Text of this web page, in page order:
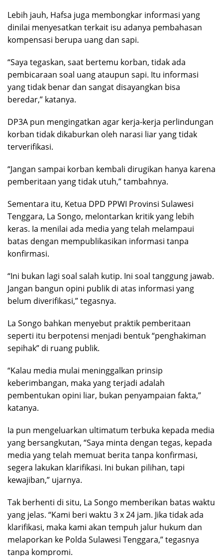
Lebih jauh, Hafsa juga membongkar informasi yang
dinilai menyesatkan terkait isu adanya pembahasan
kompensasi berupa uang dan sapi.
“Saya tegaskan, saat bertemu korban, tidak ada
pembicaraan soal uang ataupun sapi. Itu informasi
yang tidak benar dan sangat disayangkan bisa
beredar,” katanya.
DP3A pun mengingatkan agar kerja-kerja perlindungan
korban tidak dikaburkan oleh narasi liar yang tidak
terverifikasi.
“Jangan sampai korban kembali dirugikan hanya karena
pemberitaan yang tidak utuh,” tambahnya.
Sementara itu, Ketua DPD PPWI Provinsi Sulawesi
Tenggara, La Songo, melontarkan kritik yang lebih
keras. Ia menilai ada media yang telah melampaui
batas dengan mempublikasikan informasi tanpa
konfirmasi.
“Ini bukan lagi soal salah kutip. Ini soal tanggung jawab.
Jangan bangun opini publik di atas informasi yang
belum diverifikasi,” tegasnya.
La Songo bahkan menyebut praktik pemberitaan
seperti itu berpotensi menjadi bentuk “penghakiman
sepihak” di ruang publik.
“Kalau media mulai meninggalkan prinsip
keberimbangan, maka yang terjadi adalah
pembentukan opini liar, bukan penyampaian fakta,”
katanya.
Ia pun mengeluarkan ultimatum terbuka kepada media
yang bersangkutan, “Saya minta dengan tegas, kepada
media yang telah memuat berita tanpa konfirmasi,
segera lakukan klarifikasi. Ini bukan pilihan, tapi
kewajiban,” ujarnya.
Tak berhenti di situ, La Songo memberikan batas waktu
yang jelas. “Kami beri waktu 3 x 24 jam. Jika tidak ada
klarifikasi, maka kami akan tempuh jalur hukum dan
melaporkan ke Polda Sulawesi Tenggara,” tegasnya
tanpa kompromi.